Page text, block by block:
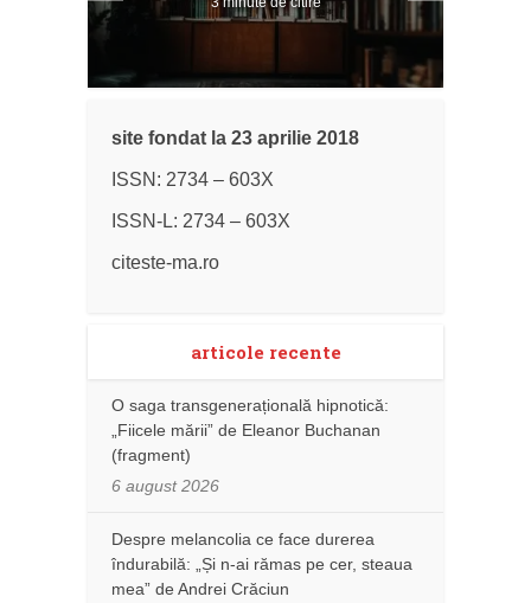
site fondat la 23 aprilie 2018
ISSN: 2734 – 603X
ISSN-L: 2734 – 603X
citeste-ma.ro
articole recente
O saga transgenerațională hipnotică:
„Fiicele mării” de Eleanor Buchanan
(fragment)
6 august 2026
Despre melancolia ce face durerea
îndurabilă: „Și n-ai rămas pe cer, steaua
mea” de Andrei Crăciun